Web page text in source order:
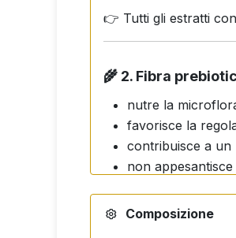
👉 Tutti gli estratti
🌾 2. Fibra
nutre la
favorisce la
contribuisce a un
non appesantisce
Intestino sano =
Composizione